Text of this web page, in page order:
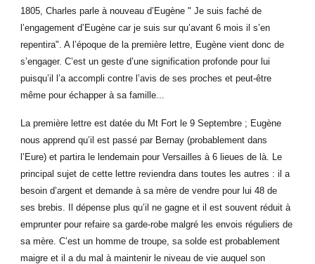
1805, Charles parle à nouveau d’Eugène " Je suis faché de
l’engagement d’Eugène car je suis sur qu’avant 6 mois il s’en
repentira". A l’époque de la première lettre, Eugène vient donc de
s’engager. C’est un geste d’une signification profonde pour lui
puisqu’il l’a accompli contre l’avis de ses proches et peut-être
même pour échapper à sa famille...
La première lettre est datée du Mt Fort le 9 Septembre ; Eugène
nous apprend qu’il est passé par Bernay (probablement dans
l’Eure) et partira le lendemain pour Versailles à 6 lieues de là. Le
principal sujet de cette lettre reviendra dans toutes les autres : il a
besoin d’argent et demande à sa mère de vendre pour lui 48 de
ses brebis. Il dépense plus qu’il ne gagne et il est souvent réduit à
emprunter pour refaire sa garde-robe malgré les envois réguliers de
sa mère. C’est un homme de troupe, sa solde est probablement
maigre et il a du mal à maintenir le niveau de vie auquel son